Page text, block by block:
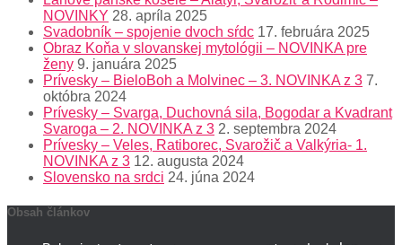
NOVINKY 28. apríla 2025
Svadobník – spojenie dvoch sŕdc 17. februára 2025
Obraz Koňa v slovanskej mytológii – NOVINKA pre
ženy 9. januára 2025
Prívesky – BieloBoh a Molvinec – 3. NOVINKA z 3 7.
októbra 2024
Prívesky – Svarga, Duchovná sila, Bogodar a Kvadrant
Svaroga – 2. NOVINKA z 3 2. septembra 2024
Prívesky – Veles, Ratiborec, Svarožič a Valkýria- 1.
NOVINKA z 3 12. augusta 2024
Slovensko na srdci 24. júna 2024
Obsah článkov